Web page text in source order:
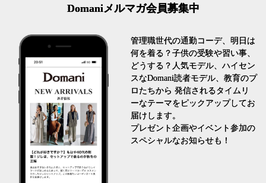
Domaniメルマガ会員募集中
管理職世代の通勤コーデ、明日は
何を着る？子供の受験や習い事、
どうする？人気モデル、ハイセン
スなDomani読者モデル、教育のプ
ロたちから 発信されるタイムリ
ーなテーマをピックアップしてお
届けします。
プレゼント企画やイベント参加の
スペシャルなお知らせも！